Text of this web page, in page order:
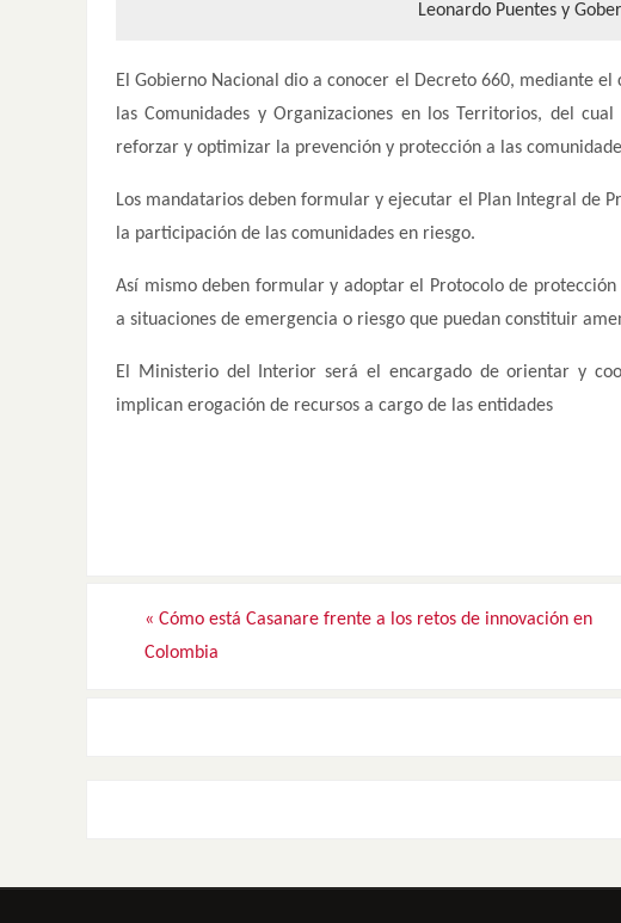
Leonardo Puentes y
El Gobierno Nacional dio a conocer el Decreto 660, mediante
las Comunidades y Organizaciones en los Territorios, del
reforzar y optimizar la prevención y protección a las
Los mandatarios deben formular y ejecutar el Plan Integral de
la participación de las comunidades en riesgo.
Así mismo deben formular y adoptar el Protocolo de
a situaciones de emergencia o riesgo que puedan constituir
El Ministerio del Interior será el encargado de orientar y
implican erogación de recursos a cargo de las entidades
« Cómo está Casanare frente a los retos de innovación en
Colombia